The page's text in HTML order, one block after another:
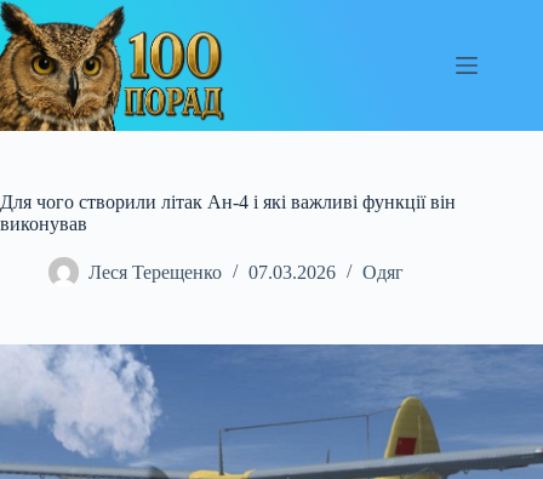
Перейти
до
вмісту
Для чого створили літак Ан-4 і які важливі функції він
виконував
Леся Терещенко 07.03.2026 Одяг